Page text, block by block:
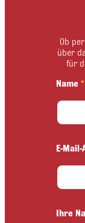
Ob
über
für
Name *
-
i
-
E-
Ihre